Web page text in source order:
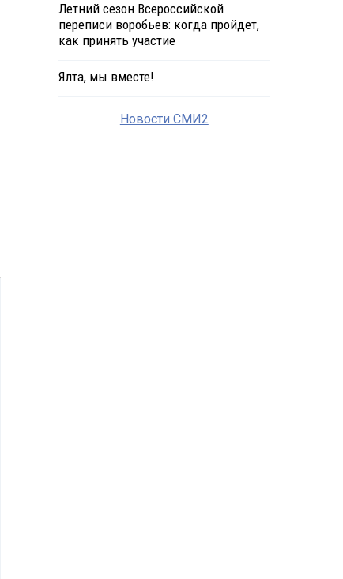
Летний сезон Всероссийской
переписи воробьев: когда пройдет,
как принять участие
Ялта, мы вместе!
Новости СМИ2